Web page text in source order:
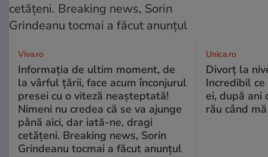
Viva.ro
Informația de ultim moment, de
la vârful țării, face acum înconjurul
presei cu o viteză neașteptată!
Nimeni nu credea că se va ajunge
până aici, dar iată-ne, dragi
cetățeni. Breaking news, Sorin
Grindeanu tocmai a făcut anunțul
Unica.ro
Divorț la
Incredibil
ei, după ani
rău când